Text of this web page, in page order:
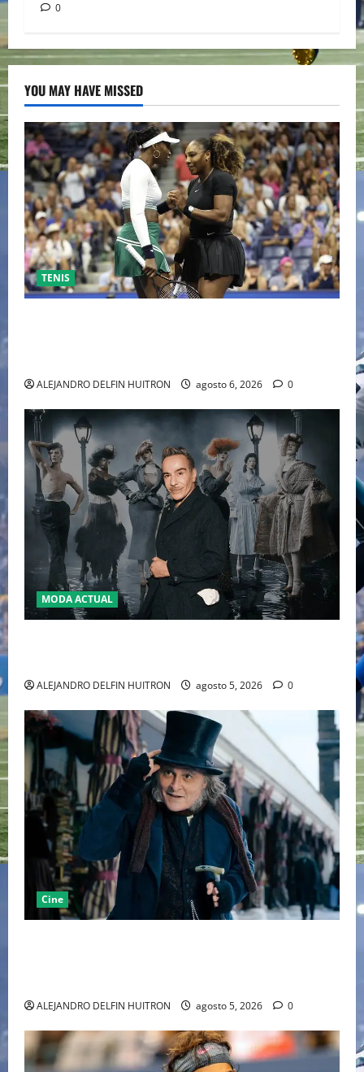
0
YOU MAY HAVE MISSED
TENIS
ALEJANDRO DELFIN HUITRON agosto 6, 2026 0
MODA ACTUAL
ALEJANDRO DELFIN HUITRON agosto 5, 2026 0
Cine
ALEJANDRO DELFIN HUITRON agosto 5, 2026 0